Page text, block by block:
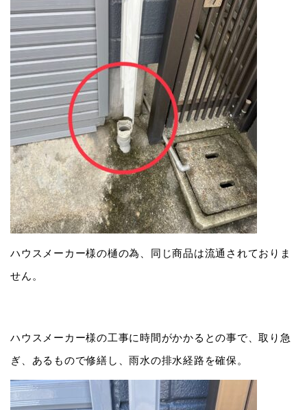
ハウスメーカー様の樋の為、同じ商品は流通されておりま
せん。
ハウスメーカー様の工事に時間がかかるとの事で、取り急
ぎ、あるもので修繕し、雨水の排水経路を確保。